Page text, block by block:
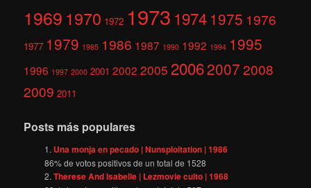
1969 1970 1972 1973 1974 1975 1976
1977 1979 1985 1986 1987 1990 1992 1994 1995
1996 1997 2000 2001 2002 2005 200620072008
2009 2011
Posts más populares
Una monja en pecado | Nunsploitation | 1986
86% de votos positivos de un total de 1528
Therese And Isabelle | Lezmovie culto | 1968